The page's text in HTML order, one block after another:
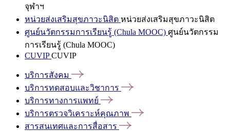
จุฬาฯ
หน่วยส่งเสริมสุขภาวะนิสิต หน่วยส่งเสริมสุขภาวะนิสิต
ศูนย์นวัตกรรมการเรียนรู้ (Chula MOOC) ศูนย์นวัตกรรม
การเรียนรู้ (Chula MOOC)
CUVIPCUVIP
บริการสังคม
บริการทดสอบและวิชาการ
บริการทางการแพทย์
บริการตรวจวิเคราะห์คุณภาพ
สารสนเทศและการสื่อสาร